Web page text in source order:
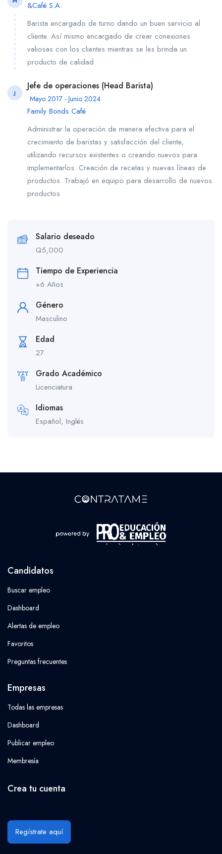
&Café S.A.
Barista encargado de turno dando un buen servicio al
cliente. Así mismo encargado de crear conexiones
valiosas con los clientes mientras se les brinda un
producto de calidad
J
Jefe de operaciones (Head Barista)
Mayo 2017 - Junio 2024
Family Bonds Café
Administrar la operación de manera efectiva para el
crecimiento de baristas y satisfacción del cliente,
utilizando recursos existentes o creando nuevos para
implementarlos. Creación de recetas y nuevas líneas de
productos. Trabajó en equipo para desarrollo de nuevos
productos
Salario deseado
Q5,000
Tiempo de Experiencia
+6 Años
Género
Masculino
Edad
27
Grado Académico
Licenciatura
Idiomas
Español, Inglés
Candidatos
Buscar empleo
Dashboard
Alertas de empleo
Favoritos
Preguntas frecuentes
Empresas
Todas las empresas
Dashboard
Publicar empleo
Membresía
Crea tu cuenta
Regístrate aquí